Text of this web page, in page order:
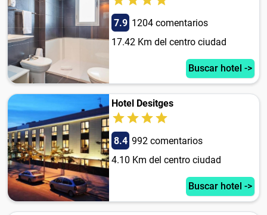
7.9 1204 comentarios
17.42 Km del centro ciudad
Buscar hotel ->
Hotel Desitges
8.4 992 comentarios
4.10 Km del centro ciudad
Buscar hotel ->